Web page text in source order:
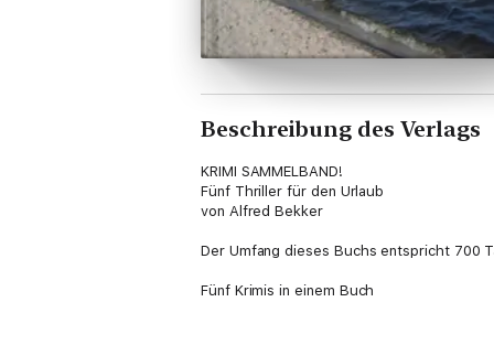
Beschreibung des Verlags
KRIMI SAMMELBAND!
Fünf Thriller für den Urlaub
von Alfred Bekker
Der Umfang dieses Buchs entspricht 700
Fünf Krimis in einem Buch